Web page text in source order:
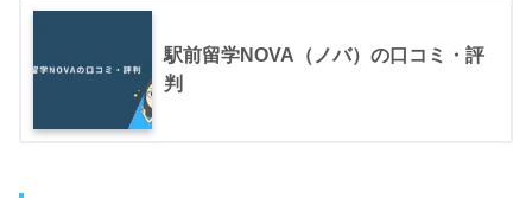
駅前留学NOVA（ノバ）の口コミ・評
判